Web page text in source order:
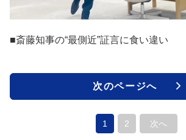
■斎藤知事の“最側近”証言に食い違い
次のページへ
1 2 次へ